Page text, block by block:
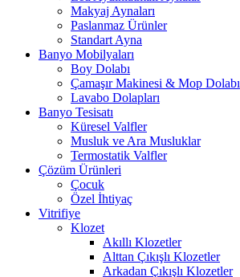
Makyaj Aynaları
Paslanmaz Ürünler
Standart Ayna
Banyo Mobilyaları
Boy Dolabı
Çamaşır Makinesi & Mop Dolabı
Lavabo Dolapları
Banyo Tesisatı
Küresel Valfler
Musluk ve Ara Musluklar
Termostatik Valfler
Çözüm Ürünleri
Çocuk
Özel İhtiyaç
Vitrifiye
Klozet
Akıllı Klozetler
Alttan Çıkışlı Klozetler
Arkadan Çıkışlı Klozetler